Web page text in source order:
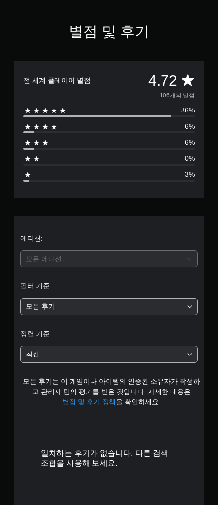
별점 및 후기
전 세계 플레이어 별점 4.72 총
1
0
점
별
중
균
4
.
106개의 별점
86%
6%
6%
0%
3%
에디션:
모든 에디션
필터 기준:
모든 후기
정렬 기준:
최신
모든 후기는 이 게임이나 아이템의 인증된 소유자가 작성하
고 관리자 팀의 평가를 받은 것입니다. 자세한 내용은
별점 및 후기 정책을 확인하세요.
일치하는 후기가 없습니다. 다른 검색
조합을 사용해 보세요.